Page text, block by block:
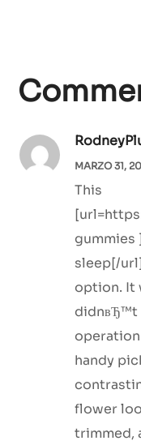
MARZO 31,
This
gummies
sleep[/
option. It
didnвЂ™t
handy
flower
trimmed,